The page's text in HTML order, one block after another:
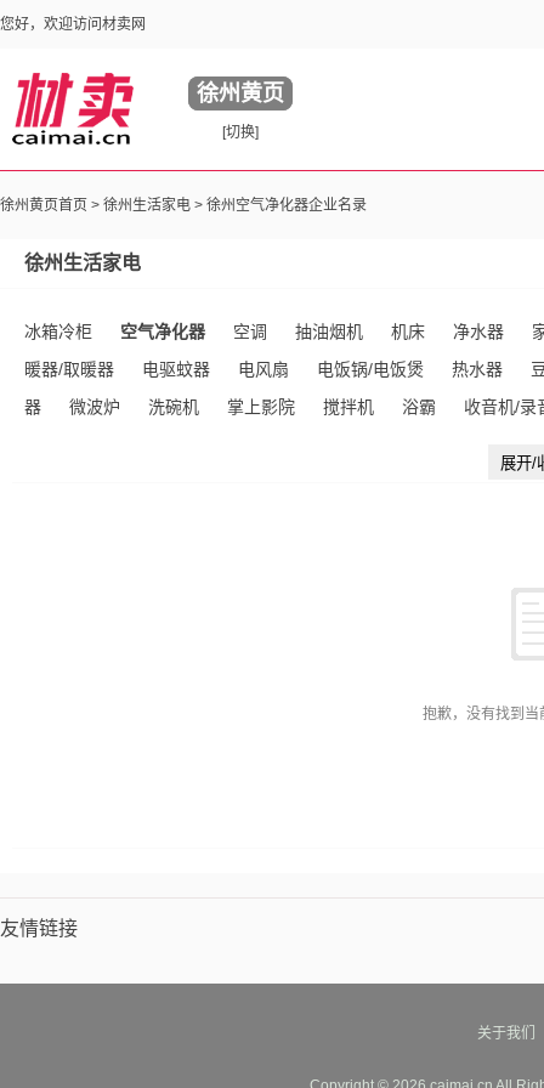
您好，欢迎访问材卖网
徐州黄页
[切换]
徐州黄页首页 > 徐州生活家电 > 徐州空气净化器企业名录
徐州生活家电
冰箱冷柜 空气净化器 空调 抽油烟机 机床 净水器
暖器/取暖器
电驱蚊器 电风扇 电饭锅/电饭煲 热水器
器
微波炉 洗碗机 掌上影院 搅拌机 浴霸
收音机/录
展开/
抱歉，没有找到
友情链接
关于我们